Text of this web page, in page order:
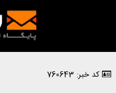
کد خبر: 760643